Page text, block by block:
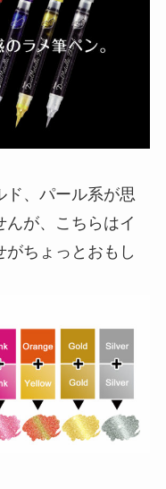
ド、パール系が思
が、こちらはイ
がちょっとおもし